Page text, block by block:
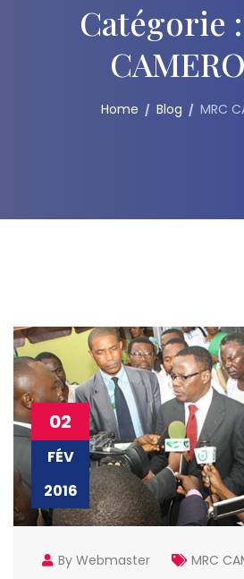
Catégorie :
Home Blog MRC
02
FÉV
2016
By Webmaster MRC